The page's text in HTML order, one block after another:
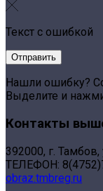
Текст с ошибкой
Нашли ошибку?
Выделите и
Контакты
392000, г.
ТЕЛЕФОН:
obraz.tmbreg.ru